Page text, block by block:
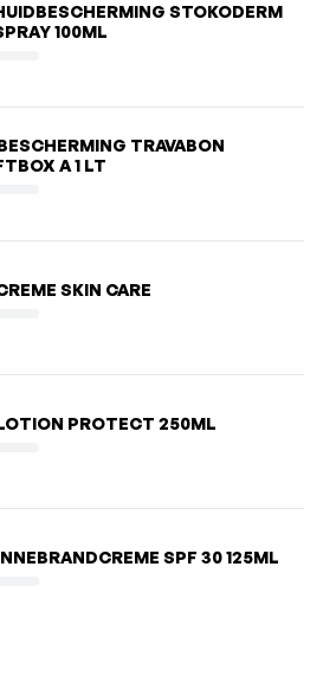
STOKODERM
100ML
TRAVABON
A 1 LT
SKIN CARE
PROTECT 250ML
SPF 30 125ML